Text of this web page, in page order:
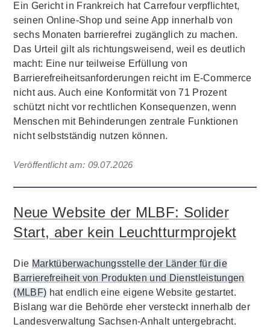
Ein Gericht in Frankreich hat Carrefour verpflichtet,
seinen Online-Shop und seine App innerhalb von
sechs Monaten barrierefrei zugänglich zu machen.
Das Urteil gilt als richtungsweisend, weil es deutlich
macht: Eine nur teilweise Erfüllung von
Barrierefreiheitsanforderungen reicht im E-Commerce
nicht aus. Auch eine Konformität von 71 Prozent
schützt nicht vor rechtlichen Konsequenzen, wenn
Menschen mit Behinderungen zentrale Funktionen
nicht selbstständig nutzen können.
Veröffentlicht am: 09.07.2026
Neue Website der MLBF: Solider
Start, aber kein Leuchtturmprojekt
Die Marktüberwachungsstelle der Länder für die
Barrierefreiheit von Produkten und Dienstleistungen
(MLBF) hat endlich eine eigene Website gestartet.
Bislang war die Behörde eher versteckt innerhalb der
Landesverwaltung Sachsen-Anhalt untergebracht.